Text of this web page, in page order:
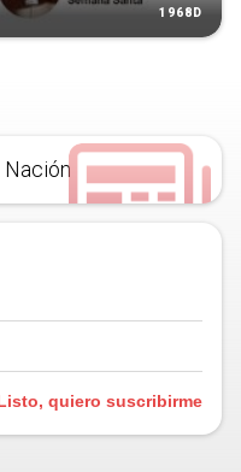
1968D
quiero suscribirme